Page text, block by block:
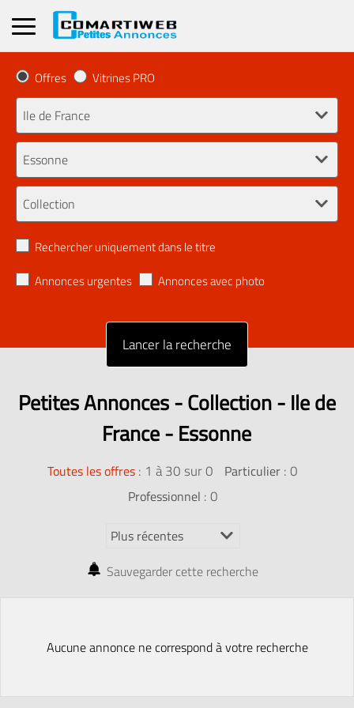
Offres Vitrines PRO
Rechercher uniquement dans le titre
Annonces urgentes
Annonces avec photo
Petites Annonces - Collection - Ile de
France - Essonne
Toutes les offres : 1 à 30 sur 0 Particulier : 0
Professionnel : 0
Sauvegarder cette recherche
Aucune annonce ne correspond à votre recherche